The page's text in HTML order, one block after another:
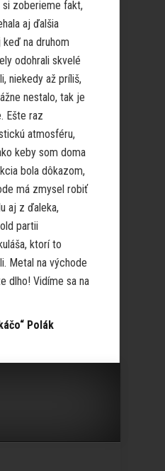
si zoberieme fakt,
aj ďalšia
na druhom
odohrali skvelé
niekedy až príliš,
nestalo, tak je
Ešte raz
atmosféru,
keby som doma
bola dôkazom,
má zmysel robiť
aj z ďaleka,
partii
ktorí to
Metal na východe
dlho! Vidíme sa na
Polák